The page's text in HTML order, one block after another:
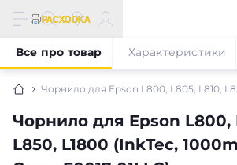
Чорнило для Epson L800, L805, L810,
Чорнило для Epson L800,
L850, L1800 (InkTec,
Все про товар Характеристики